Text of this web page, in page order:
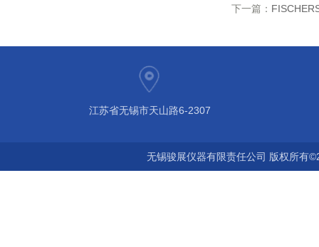
下一篇：
江苏省无锡市天山路6-2307
无锡骏展仪器有限责任公司 版权所有